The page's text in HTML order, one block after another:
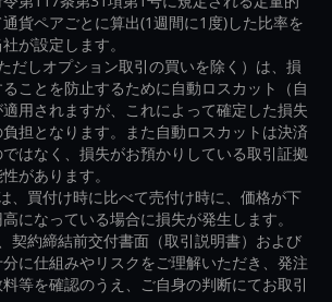
貨ペアごとに算出(1週間に1度)した比率を
が設定します。
だしオプション取引の買いを除く）は、損
ことを防止するために自動ロスカット（自
用されますが、これによって確定した損失
担となります。また自動ロスカットは決済
はなく、損失がお預かりしている取引証拠
があります。
、買付け時に比べて売付け時に、価格が下
になっている場合に損失が発生します。
契約締結前交付書面（取引説明書）および
に仕組みやリスクをご理解いただき、発注
等を確認のうえ、ご自身の判断にてお取引